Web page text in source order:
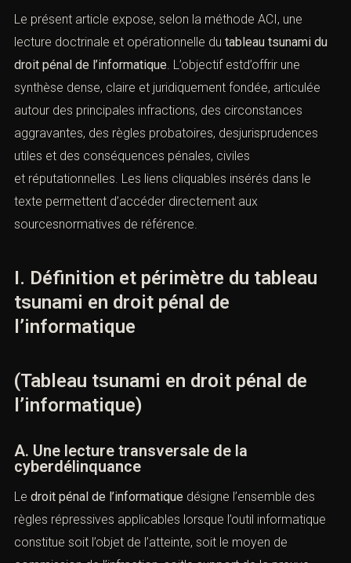
caractérisés un comportement prohibé, un support de
preuve
FIABLE ET UN ÉLÉMENT MORAL SUFFISANT.
Le présent article expose, selon la méthode ACI, une
lecture doctrinale et opérationnelle du tableau tsunami
du droit pénal de l’informatique
. L’objectif estd’offrir une
synthèse dense, claire et juridiquement fondée, articulée
autour des principales infractions, des circonstances
aggravantes, des règles probatoires, desjurisprudences
texte permettent d’accéder directement aux
sourcesnormatives de référence.
tsunami en droit pénal de
l’informatique
(Tableau tsunami en droit pénal de
l’informatique)
A. Une lecture transversale de la
cyberdélinquance